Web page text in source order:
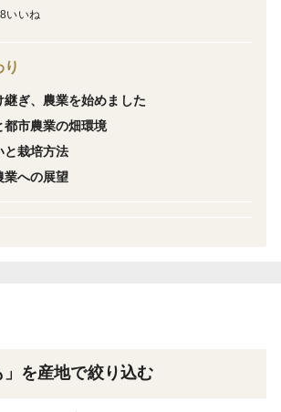
選別・梱包しています。 家庭で使い
じゃがいもです。 昼夜の寒暖差があ
8いいね
継ぎ、農業を始めました
都市農業の畑環境
と栽培方法
業への展望
」を産地で絞り込む